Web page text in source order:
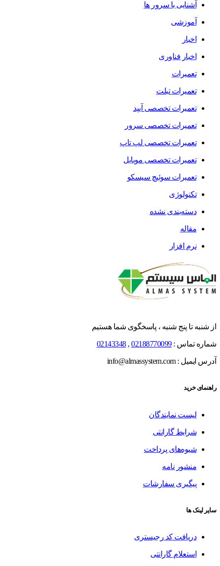
آشنایی با سرور ها
آموزشی
اخبار
اخبار فناوری
تعمیرات
تعمیرات تبلت
تعمیرات تخصصی آیپد
تعمیرات تخصصی سرور
تعمیرات تخصصی لپ تاپ
تعمیرات تخصصی موبایل
تعمیرات سوئیچ سیسکو
تکنولوژی
دسته‌بندی نشده
مقاله
نرم افزار
از شنبه تا پنج شنبه ، پاسخگوی شما هستیم
شماره تماس :02188770099
,
02143348
آدرس ایمیل : info@almassystem.com
راهنمای خرید
لیست نمایندگان
شرایط گارانتی
شیوه‌های پرداخت
منشور نامه
پیگیری سفارشات
سایر لینک ها
دریافت کد رجیستری
استعلام گارانتی